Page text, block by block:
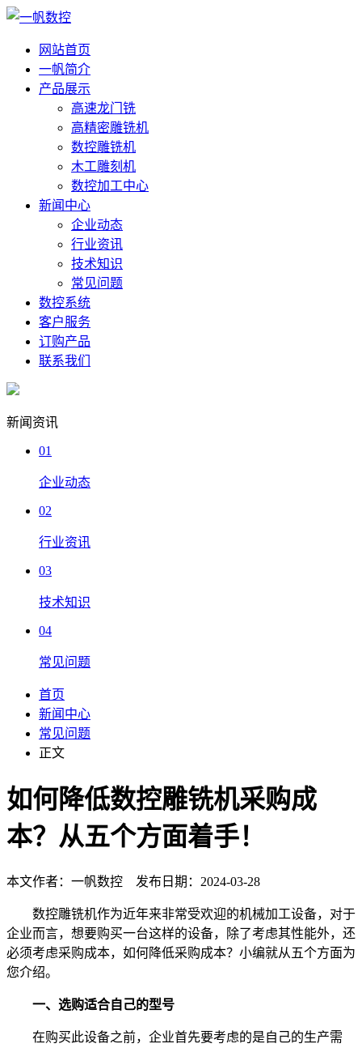
网站首页
一帆简介
产品展示
高速龙门铣
高精密雕铣机
数控雕铣机
木工雕刻机
数控加工中心
新闻中心
企业动态
行业资讯
技术知识
常见问题
数控系统
客户服务
订购产品
联系我们
新闻资讯
01
企业动态
02
行业资讯
03
技术知识
04
常见问题
首页
新闻中心
常见问题
正文
如何降低数控雕铣机采购成
本？从五个方面着手！
本文作者：一帆数控 发布日期：2024-03-28
数控雕铣机作为近年来非常受欢迎的机械加工设备，对于
企业而言，想要购买一台这样的设备，除了考虑其性能外，还
必须考虑采购成本，如何降低采购成本？小编就从五个方面为
您介绍。
一、选购适合自己的型号
在购买此设备之前，企业首先要考虑的是自己的生产需